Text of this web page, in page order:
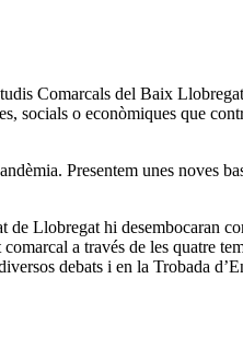
Comarcals del Baix
socials o econòmiques que
Presentem unes noves
Llobregat hi desembocaran
a través de les quatre
debats i en la Trobada